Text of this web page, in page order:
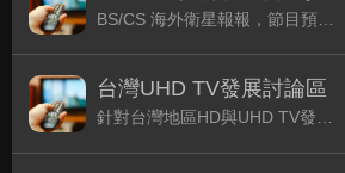
台灣UHD TV發展討論區